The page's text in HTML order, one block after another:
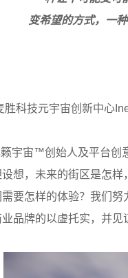
变希望的方式，一
——陈
胜科技元宇宙创新中心
宇宙™创始人及平台创
想，未来的街区是怎
要怎样的体验？我们
品牌的以虚托实，并